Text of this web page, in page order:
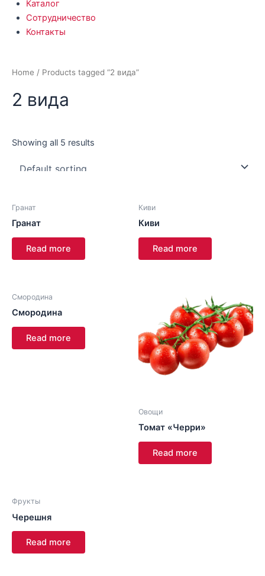
Каталог
Сотрудничество
Контакты
Home / Products tagged “2 вида”
2 вида
Showing all 5 results
Гранат
Гранат
Read more
Киви
Киви
Read more
Смородина
Смородина
Read more
Овощи
Томат «Черри»
Read more
Фрукты
Черешня
Read more